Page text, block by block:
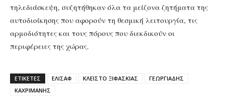
τηλεδιάσκεψη, συζητήθηκαν όλα τα μείζονα ζητήματα της
αυτοδιοίκησης που αφορούν τη θεσμική λειτουργία, τις
αρμοδιότητες και τους πόρους που διεκδικούν οι
περιφέρειες της χώρας.
ΕΤΙΚΕΤΕΣ ΕΛΙΣΑΦ ΚΛΕΙΣΤΟ ΞΙΦΑΣΚΙΑΣ
ΓΕΩΡΓΙΑΔΗΣ
ΚΑΧΡΙΜΑΝΗΣ